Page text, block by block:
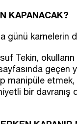
KAPANACAK?
günü karnelerin
Tekin,
sayfasında
manipüle
bir